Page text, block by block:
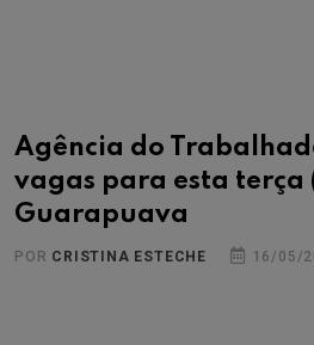
Agência do
vagas para esta terça
Guarapuava
POR CRISTINA ESTECHE 16/05/